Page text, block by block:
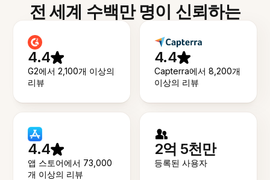
전 세계 수백만 명이 신뢰하는
4.4
G2에서 2,100개 이상의
리뷰
4.4
Capterra에서 8,200개
이상의 리뷰
4.4
앱 스토어에서 73,000
개 이상의 리뷰
2억 5천만
등록된 사용자